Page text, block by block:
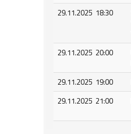
29.11.2025 18:30
29.11.2025 20:00
29.11.2025 19:00
29.11.2025 21:00